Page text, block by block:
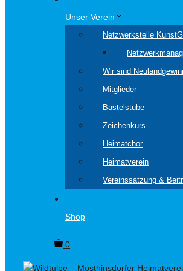
Unser Verein
Netzwerkstelle
Wir sind
Mitglieder
Bastelstube
Zeichenkurs
Heimatchor
Heimatverein
Vereinssatzung &
Shop
0